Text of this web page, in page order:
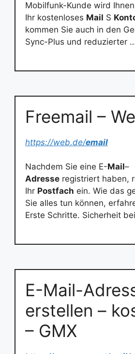
Mobilfunk-Kunde wird
Ihr kostenloses Mail S
kommen Sie auch in den
Sync-Plus und reduzierter
Freemail –
https://web.de/email
Nachdem Sie eine E-Mail–
Adresse registriert haben,
Ihr Postfach ein. Wie das
Sie alles tun können,
Erste Schritte. Sicherheit bei
E-Mail-
erstellen –
– GMX